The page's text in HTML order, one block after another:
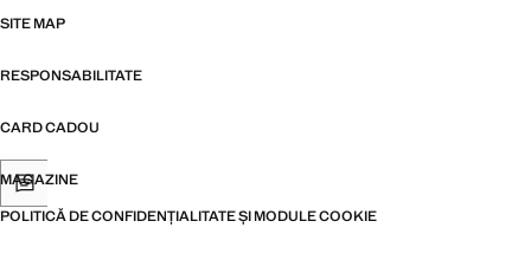
SITE MAP
RESPONSABILITATE
CARD CADOU
MAGAZINE
POLITICĂ DE CONFIDENȚIALITATE ȘI MODULE COOKIE